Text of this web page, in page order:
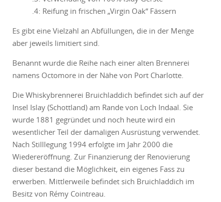
.4: Reifung in frischen „Virgin Oak“ Fässern
Es gibt eine Vielzahl an Abfüllungen, die in der Menge
aber jeweils limitiert sind.
Benannt wurde die Reihe nach einer alten Brennerei
namens Octomore in der Nähe von Port Charlotte.
Die Whiskybrennerei Bruichladdich befindet sich auf der
Insel Islay (Schottland) am Rande von Loch Indaal. Sie
wurde 1881 gegründet und noch heute wird ein
wesentlicher Teil der damaligen Ausrüstung verwendet.
Nach Stilllegung 1994 erfolgte im Jahr 2000 die
Wiedereröffnung. Zur Finanzierung der Renovierung
dieser bestand die Möglichkeit, ein eigenes Fass zu
erwerben. Mittlerweile befindet sich Bruichladdich im
Besitz von Rémy Cointreau.